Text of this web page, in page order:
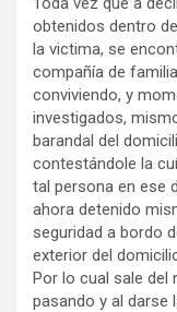
obtenidos dentro
la victima, se
compañía de
conviviendo, y
investigados,
barandal del
contestándole la
tal persona en ese
ahora detenido
seguridad a bordo
exterior del
Por lo cual sale del
pasando y al darse